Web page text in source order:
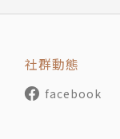
社群動態
facebook